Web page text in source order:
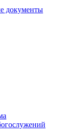
документы